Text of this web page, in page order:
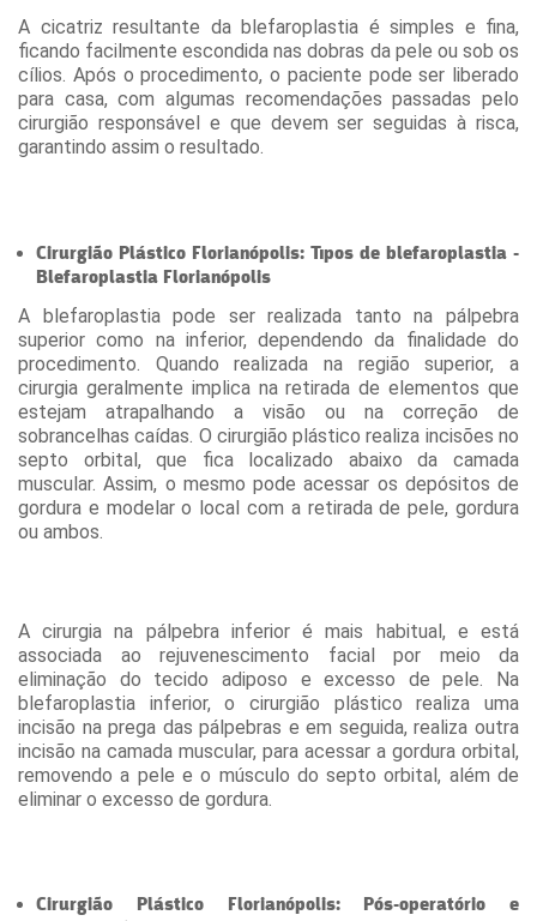
A cicatriz resultante da blefaroplastia é simples e fina,
ficando facilmente escondida nas dobras da pele ou sob os
cílios. Após o procedimento, o paciente pode ser liberado
para casa, com algumas recomendações passadas pelo
cirurgião responsável e que devem ser seguidas à risca,
garantindo assim o resultado.
Cirurgião Plástico Florianópolis: Tipos de blefaroplastia -
Blefaroplastia Florianópolis
A blefaroplastia pode ser realizada tanto na pálpebra
superior como na inferior, dependendo da finalidade do
procedimento. Quando realizada na região superior, a
cirurgia geralmente implica na retirada de elementos que
estejam atrapalhando a visão ou na correção de
sobrancelhas caídas. O cirurgião plástico realiza incisões no
septo orbital, que fica localizado abaixo da camada
muscular. Assim, o mesmo pode acessar os depósitos de
gordura e modelar o local com a retirada de pele, gordura
ou ambos.
A cirurgia na pálpebra inferior é mais habitual, e está
associada ao rejuvenescimento facial por meio da
eliminação do tecido adiposo e excesso de pele. Na
blefaroplastia inferior, o cirurgião plástico realiza uma
incisão na prega das pálpebras e em seguida, realiza outra
incisão na camada muscular, para acessar a gordura orbital,
removendo a pele e o músculo do septo orbital, além de
eliminar o excesso de gordura.
Cirurgião Plástico Florianópolis: Pós-operatório e